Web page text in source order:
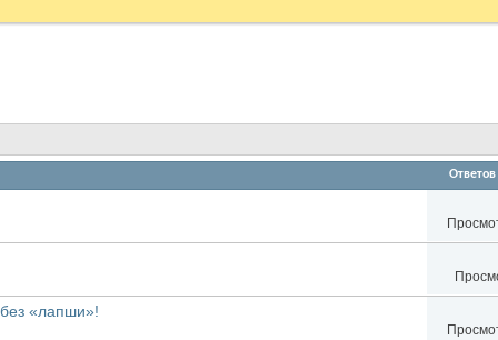
Ответов
«лапши»!